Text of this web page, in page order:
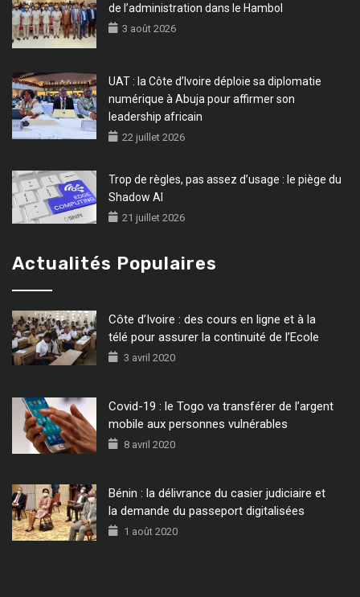
de l’administration dans le Hambol
3 août 2026
UAT : la Côte d’Ivoire déploie sa diplomatie
numérique à Abuja pour affirmer son
leadership africain
22 juillet 2026
Trop de règles, pas assez d’usage : le piège du
Shadow AI
21 juillet 2026
Actualités Populaires
Côte d’Ivoire : des cours en ligne et à la
télé pour assurer la continuité de l’Ecole
3 avril 2020
Covid-19 : le Togo va transférer de l’argent
mobile aux personnes vulnérables
8 avril 2020
Bénin : la délivrance du casier judiciaire et
la demande du passeport digitalisées
1 août 2020